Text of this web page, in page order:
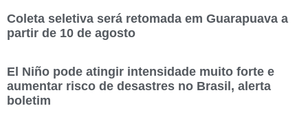
Coleta seletiva será retomada em Guarapuava a
partir de 10 de agosto
El Niño pode atingir intensidade muito forte e
aumentar risco de desastres no Brasil, alerta
boletim